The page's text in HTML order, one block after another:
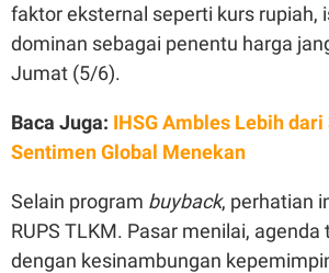
faktor eksternal seperti kurs rupiah,
dominan sebagai penentu harga
Jumat (5/6).
Baca Juga: IHSG Ambles Lebih
Sentimen Global Menekan
Selain program buyback, perhatian
RUPS TLKM. Pasar menilai,
dengan kesinambungan